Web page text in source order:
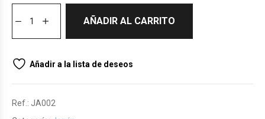
AÑADIR AL CARRITO
Añadir a la lista de deseos
Ref.: JA002